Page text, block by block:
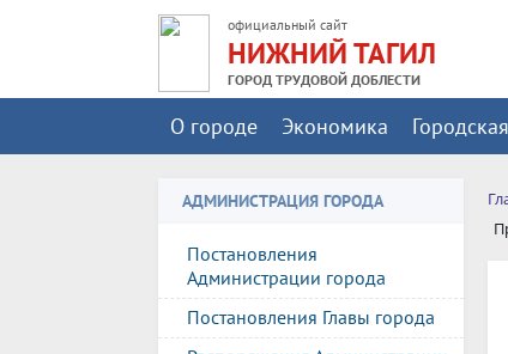
официальный сайт
НИЖНИЙ ТАГИЛ
ГОРОД ТРУДОВОЙ ДОБЛЕСТИ
О городе Экономика
АДМИНИСТРАЦИЯ ГОРОДА
Постановления
Администрации города
Постановления Главы города